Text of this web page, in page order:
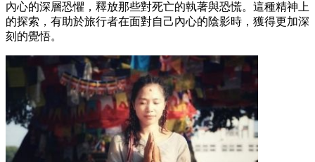
內心的深層恐懼，釋放那些對死亡的執著與恐慌。這種精神上
的探索，有助於旅行者在面對自己內心的陰影時，獲得更加深
刻的覺悟。